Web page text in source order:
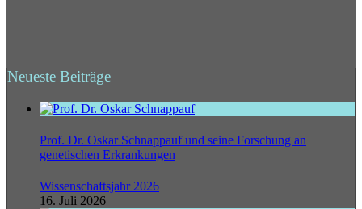
Neueste Beiträge
Prof. Dr. Oskar Schnappauf und seine Forschung an
genetischen Erkrankungen
Wissenschaftsjahr 2026
16. Juli 2026